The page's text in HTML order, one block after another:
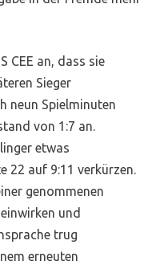
CEE an, dass sie
Sieger
neun Spielminuten
von 1:7 an.
etwas
22 auf 9:11 verkürzen.
genommenen
und
trug
erneuten